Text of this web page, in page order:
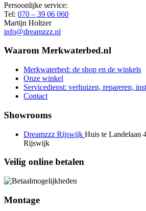
Persoonlijke service:
Tel: 070 – 39 06 060
Martijn Holtzer
info@dreamzzz.nl
Waarom Merkwaterbed.nl
Merkwaterbed: de shop en de winkels
Onze winkel
Servicedienst: verhuizen, repareren,
Contact
Showrooms
Dreamzzz Rijswijk Huis te Landelaan
Rijswijk
Veilig online betalen
Montage